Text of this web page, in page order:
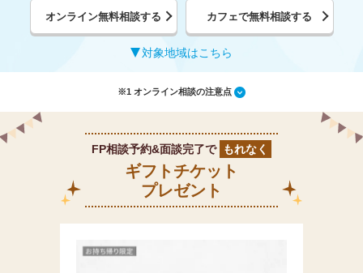
オンライン無料相談する カフェで無料相談する
対象地域はこちら
※1 オンライン相談の注意点
FP相談予約&面談完了で もれなく
ギフトチケット
プレゼント